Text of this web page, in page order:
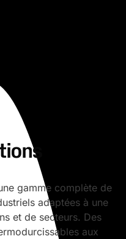
gamme complète de
adaptées à une
et de secteurs. Des
aux